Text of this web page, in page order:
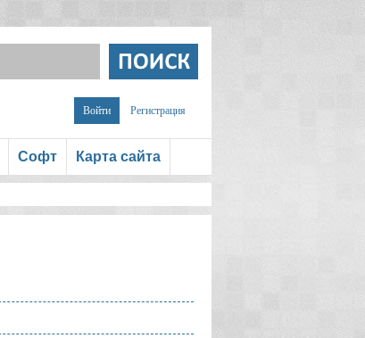
Войти Регистрация
Софт Карта сайта